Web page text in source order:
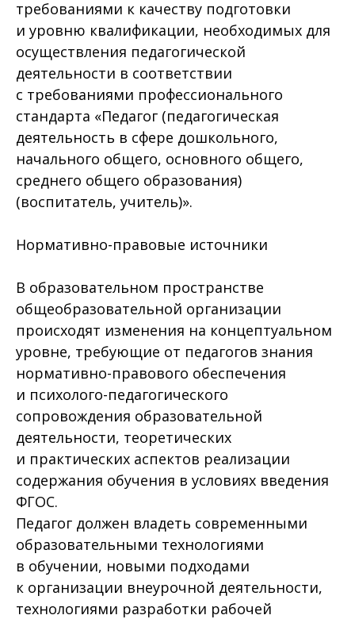
требованиями к качеству подготовки
и уровню квалификации, необходимых для
осуществления педагогической
деятельности в соответствии
с требованиями профессионального
стандарта «Педагог (педагогическая
деятельность в сфере дошкольного,
начального общего, основного общего,
среднего общего образования)
(воспитатель, учитель)».
Нормативно-правовые источники
В образовательном пространстве
общеобразовательной организации
происходят изменения на концептуальном
уровне, требующие от педагогов знания
нормативно-правового обеспечения
и психолого-педагогического
сопровождения образовательной
деятельности, теоретических
и практических аспектов реализации
содержания обучения в условиях введения
ФГОС.
Педагог должен владеть современными
образовательными технологиями
в обучении, новыми подходами
к организации внеурочной деятельности,
технологиями разработки рабочей